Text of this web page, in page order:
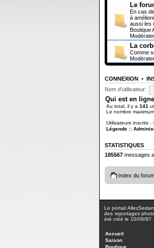
Le
En cas
à
aussi les
Boutique
La
Comme
CONNEXION •
Nom d’utilisateur:
Qui est en
Au total, il y a 141
Le nombre
Utilisateurs inscrits :
Légende ::
STATISTIQUES
185567 messages
Index du
Le portail
des reportages
été créé le 10/09/97.
Accueil
Saison
Boutique